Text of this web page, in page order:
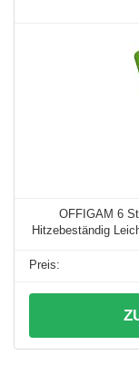
OFFIGAM 6
Hitzebeständig